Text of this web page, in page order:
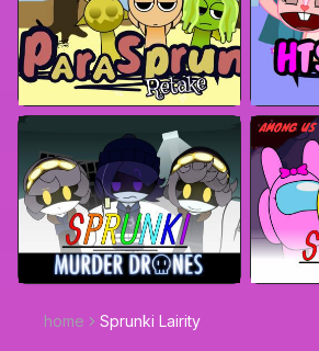
home Sprunki Lairity